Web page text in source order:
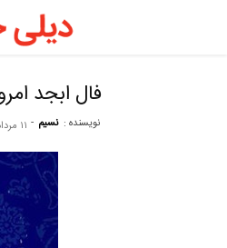
فال ابجد امروز
نویسنده : نسیم - ۱۱ مرداد ۱۴۰۴